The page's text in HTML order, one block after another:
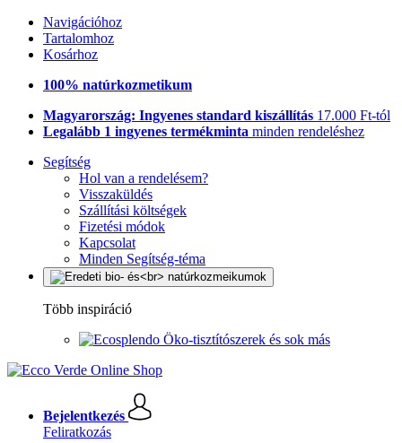
Navigációhoz
Tartalomhoz
Kosárhoz
100% natúrkozmetikum
Magyarország: Ingyenes standard kiszállítás 17.000 Ft-tól
Legalább 1 ingyenes termékminta minden rendeléshez
Segítség
Hol van a rendelésem?
Visszaküldés
Szállítási költségek
Fizetési módok
Kapcsolat
Minden Segítség-téma
Több inspiráció
Öko-tisztítószerek és sok más
Bejelentkezés
Feliratkozás